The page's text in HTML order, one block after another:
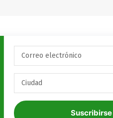
Suscribirse